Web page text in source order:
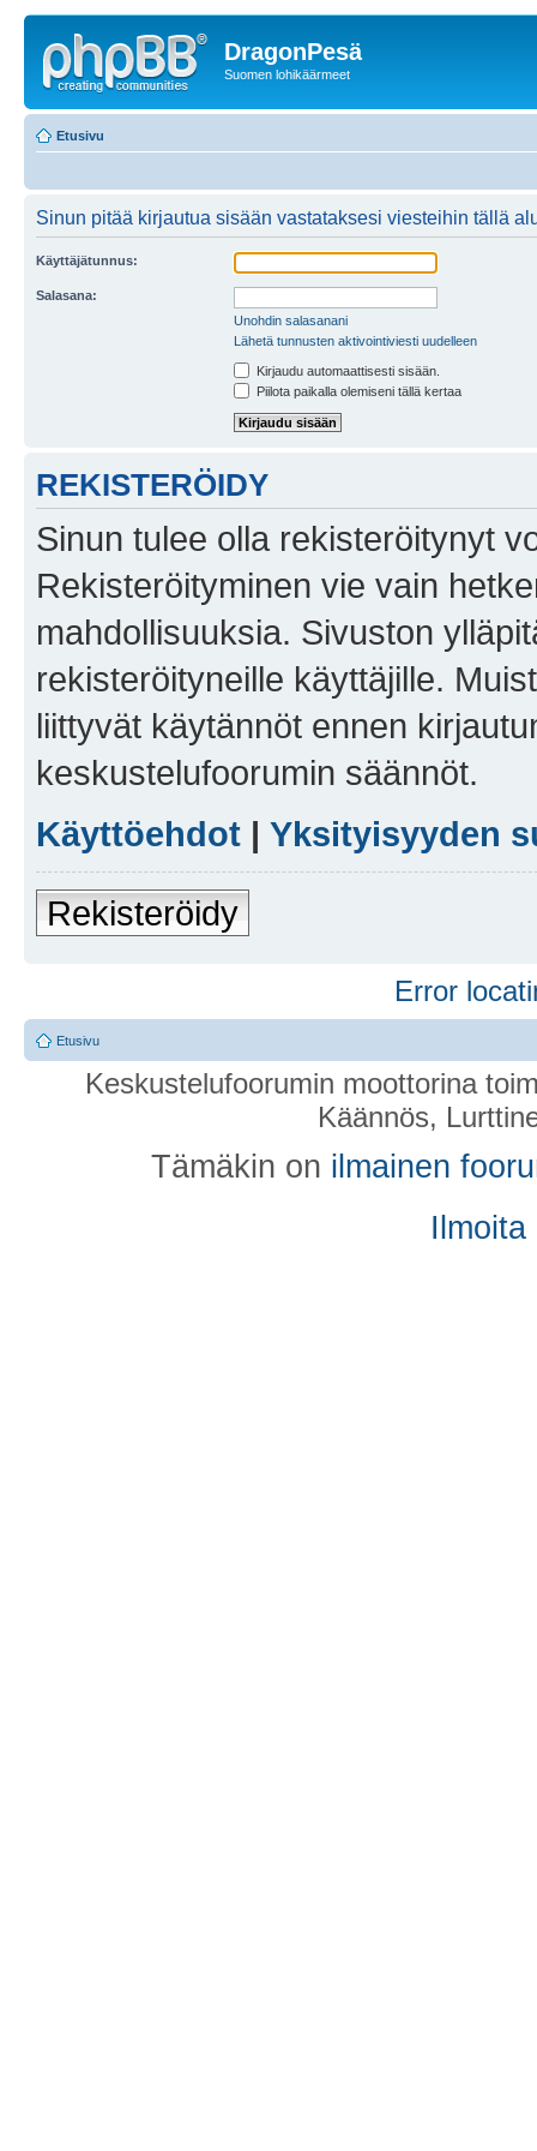
DragonPesä
Suomen lohikäärmeet
Etusivu
Sinun pitää kirjautua sisään vastataksesi viesteihin tällä
Käyttäjätunnus:
Salasana:
Unohdin salasanani
Lähetä tunnusten aktivointiviesti uudelleen
Kirjaudu automaattisesti sisään.
Piilota paikalla olemiseni tällä kertaa
REKISTERÖIDY
Sinun tulee olla rekisteröitynyt
Rekisteröityminen vie vain
mahdollisuuksia. Sivuston
rekisteröityneille käyttäjille.
liittyvät käytännöt ennen
keskustelufoorumin säännöt.
Käyttöehdot | Yksityisyyden
Rekisteröidy
Error
Etusivu
Keskustelufoorumin moottorina
Käännös,
Tämäkin on ilmainen